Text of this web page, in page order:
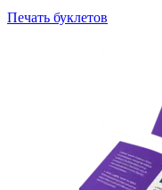
Печать буклетов